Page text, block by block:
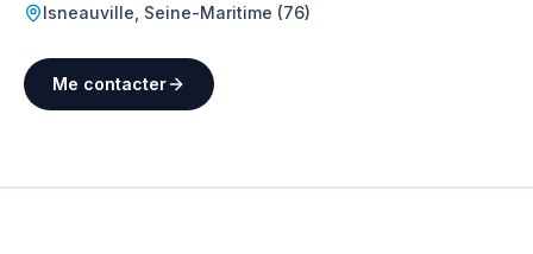
Isneauville Seine-Maritime (76)
Me contacter